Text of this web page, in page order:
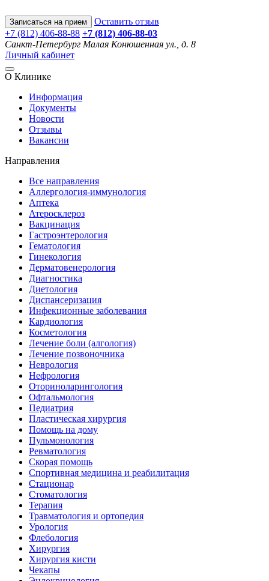
Записаться на прием
Оставить отзыв
+7 (812) 406-88-88 +7 (812) 406-88-03
Санкт-Петербург Малая Конюшенная ул., д. 8
Личный кабинет
О Клинике
Информация
Документы
Новости
Отзывы
Вакансии
Направления
Все направления
Аллергология-иммунология
Аптека
Атеросклероз
Вакцинация
Гастроэнтерология
Гематология
Гинекология
Дерматовенерология
Диагностика
Диетология
Диспансеризация
Инфекционные заболевания
Кардиология
Косметология
Лечение боли (алгология)
Лечение позвоночника
Неврология
Нефрология
Оториноларингология
Офтальмология
Педиатрия
Пластическая хирургия
Помощь на дому
Пульмонология
Ревматология
Скорая помощь
Спортивная медицина и реабилитация
Стационар
Стоматология
Терапия
Травматология и ортопедия
Урология
Флебология
Хирургия
Хирургия кисти
Чекапы